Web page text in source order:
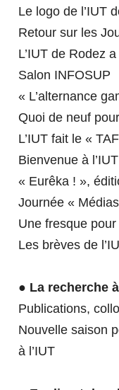
L'IUT DE
Gestion des
Informatique
Qualité,
(QLIO)
Information
NOS
EN SAVOIR
LP Animateur
LP
L3
Accueillir des
Accueillir des
PROPOSEZ
Le logo de l’IUT
Retour sur les
L’IUT de Rodez
Salon INFOSUP
« L’alternance
Quoi de neuf
L’IUT fait le «
Bienvenue à
« Eurêka ! »,
Journée «
Une fresque
Les brèves de
● La recherche à
Publications,
Nouvelle saison
à l’IUT